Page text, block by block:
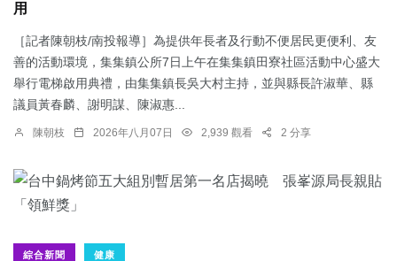
用
［記者陳朝枝/南投報導］為提供年長者及行動不便居民更便利、友
善的活動環境，集集鎮公所7日上午在集集鎮田寮社區活動中心盛大
舉行電梯啟用典禮，由集集鎮長吳大村主持，並與縣長許淑華、縣
議員黃春麟、謝明謀、陳淑惠...
陳朝枝 2026年八月07日 2,939 觀看 2 分享
綜合新聞 健康